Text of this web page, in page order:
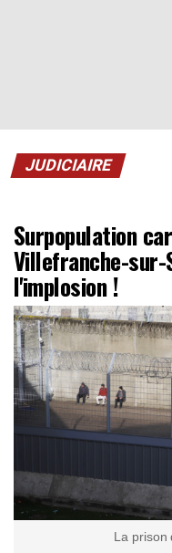
JUDICIAIRE
Surpopulation
Villefranche-sur-
l'implosion !
La prison